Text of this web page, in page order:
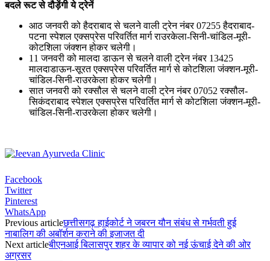
बदले रूट से दौड़ेंगी ये ट्रेनें
आठ जनवरी को हैदराबाद से चलने वाली ट्रेन नंबर 07255 हैदराबाद-
पटना स्पेशल एक्सप्रेस परिवर्तित मार्ग राउरकेला-सिनी-चांडिल-मूरी-
कोटशिला जंक्शन होकर चलेगी।
11 जनवरी को मालदा डाऊन से चलने वाली ट्रेन नंबर 13425
मालदाडाऊन-सूरत एक्सप्रेस परिवर्तित मार्ग से कोटशिला जंक्शन-मूरी-
चांडिल-सिनी-राउरकेला होकर चलेगी।
सात जनवरी को रक्सौल से चलने वाली ट्रेन नंबर 07052 रक्सौल-
सिकंदराबाद स्पेशल एक्सप्रेस परिवर्तित मार्ग से कोटशिला जंक्शन-मूरी-
चांडिल-सिनी-राउरकेला होकर चलेगी।
Facebook
Twitter
Pinterest
WhatsApp
Previous articleछत्तीसगढ़ हाईकोर्ट ने जबरन यौन संबंध से गर्भवती हुई
नाबालिग की अबॉर्शन कराने की इजाजत दी
Next articleबीएनआई बिलासपुर शहर के व्यापार को नई ऊंचाई देने की ओर
अग्रसर